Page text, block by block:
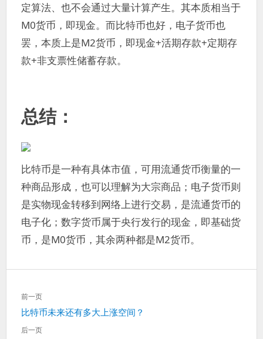
定算法、也不会通过大量计算产生。其本质相当于
M0货币，即现金。而比特币也好，电子货币也
罢，本质上是M2货币，即现金+活期存款+定期存
款+非支票性储蓄存款。
总结：
比特币是一种有具体市值，可用流通货币衡量的一
种商品形成，也可以理解为大宗商品；电子货币则
是实物现金转移到网络上进行交易，是流通货币的
电子化；数字货币属于央行发行的现金，即基础货
币，是M0货币，其余两种都是M2货币。
文
章
导
航
前一页
上
一
比特币未来还有多大上涨空间？
后一页